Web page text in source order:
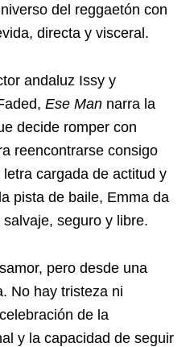
del reggaetón con
directa y visceral.
andaluz Issy y
Ese Man narra la
decide romper con
reencontrarse consigo
cargada de actitud y
pista de baile, Emma da
seguro y libre.
pero desde una
No hay tristeza ni
de la
y la capacidad de seguir